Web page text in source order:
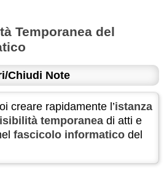
Temporanea del
Chiudi Note
creare rapidamente l’istanza
temporanea di atti e
fascicolo informatico del